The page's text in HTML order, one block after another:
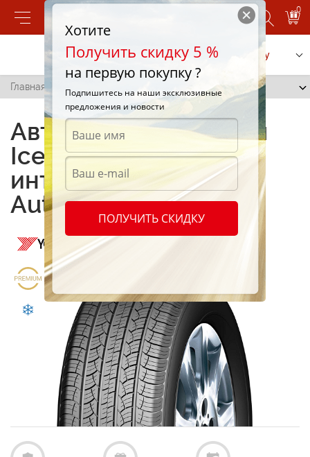
0
Позвонить Заказать услугу
Главная /
Автомобильные шины
IceGUARD IG20 в
интернет-магазине
Autoshina.md
Хотите
Получить скидку 5 %
на первую покупку ?
Подпишитесь на наши эксклюзивные
предложения и новости
ПОЛУЧИТЬ СКИДКУ